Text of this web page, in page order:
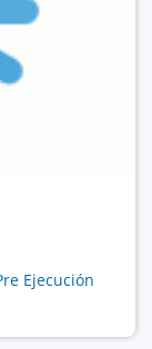
Ejecución